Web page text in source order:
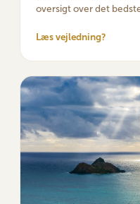
oversigt over det
Læs vejledning?